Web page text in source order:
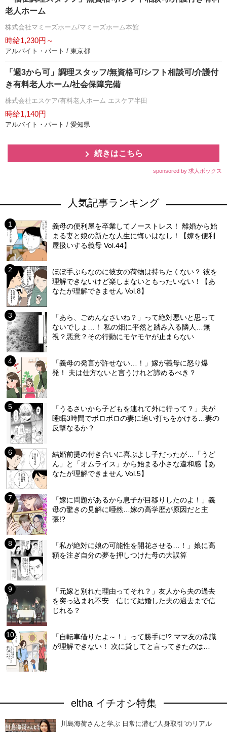
老人ホーム
株式会社マミーズホーム/マミーズホーム本館
時給1,230円～
アルバイト・パート / 東京都
「週3から可」調理スタッフ/無資格可/シフト相談可/介護付
き有料老人ホーム/社会保障完備
株式会社エスケア/有料老人ホーム エスケア半田
時給1,140円
アルバイト・パート / 愛知県
続きはこちら
sponsored by 求人ボックス
人気記事ランキング
義母の便利屋を卒業してノーストレス！ 離婚から始
まる妻と娘の新たな人生に悔いはなし！【嫁を便利
屋扱いする義母 Vol.44】
ほぼ手ぶらなのに彼女の荷物は持ちたくない？ 彼を
理解できないけど楽しまないともったいない！【あ
なたが理解できません Vol.8】
「あら、ごめんなさいね？」って絶対悪いと思って
ないでしょ…！ 私の畑に平然と踏み入る隣人…無
視？悪意？その行動にモヤモヤが止まらない
「義母の発言が許せない…！」嫁が義母に怒り爆
発！ 夫は仕方ないと言うけれど諦めるべき？
「うるさいから子どもを連れて外に行って？」夫が
睡眠3時間でボロボロの妻に追い打ちをかける…妻の
反撃なるか？
結婚前提の付き合いに喜ぶよし子だったが…「うど
ん」と「オムライス」から始まる小さな違和感【あ
なたが理解できません Vol.5】
「嫁に問題があるから息子が目移りしたのよ！」義
母の驚きの見解に唖然…嫁の高学歴が原因だと主
張!?
「私が絶対に娘の可能性を開花させる…！」娘に高
額を注ぎ自分の夢を押しつけた母の大誤算
「元嫁と別れた理由ってそれ？」友人から夫の過去
を突っ込まれ不安…信じて結婚した夫の過去まで信
じれる？
「自転車借りたよ～！」って勝手に!? ママ友の常識
が理解できない！ 次に貸してと言ってきたのは…
eltha イチオシ特集
川島海荷さんと学ぶ 日常に潜む“人身取引”のリアル